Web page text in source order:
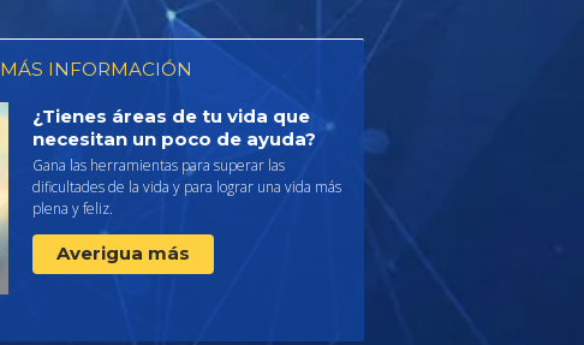
MÁS INFORMACIÓN
¿Tienes áreas de tu vida que
necesitan un poco de ayuda?
Gana las herramientas para superar las
dificultades de la vida y para lograr una vida más
plena y feliz.
Averigua más